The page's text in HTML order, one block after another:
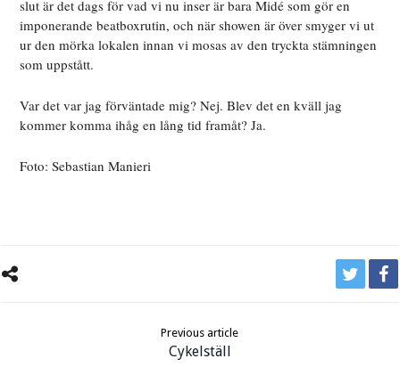
slut är det dags för vad vi nu inser är bara Midé som gör en
imponerande beatboxrutin, och när showen är över smyger vi ut
ur den mörka lokalen innan vi mosas av den tryckta stämningen
som uppstått.
Var det var jag förväntade mig? Nej. Blev det en kväll jag
kommer komma ihåg en lång tid framåt? Ja.
Foto: Sebastian Manieri
Previous article
Cykelställ